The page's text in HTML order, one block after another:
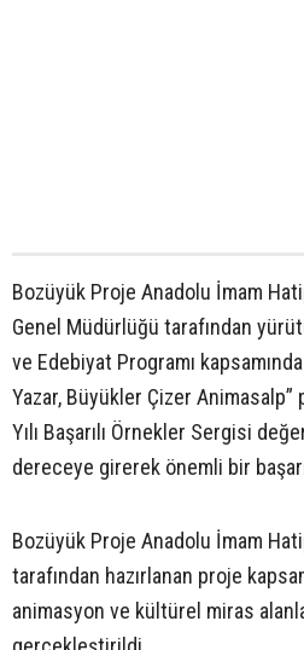
Bozüyük Proje Anadolu İmam
Genel Müdürlüğü tarafından
ve Edebiyat Programı
Yazar, Büyükler Çizer Animasalp”
Yılı Başarılı Örnekler Sergisi
dereceye girerek önemli bir
Bozüyük Proje Anadolu İmam
tarafından hazırlanan proje
animasyon ve kültürel miras